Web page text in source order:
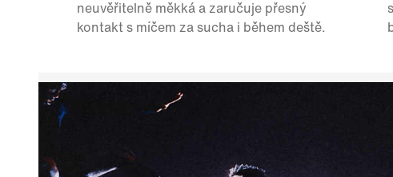
neuvěřitelně měkká a zaručuje přesný
kontakt s míčem za sucha i během deště.